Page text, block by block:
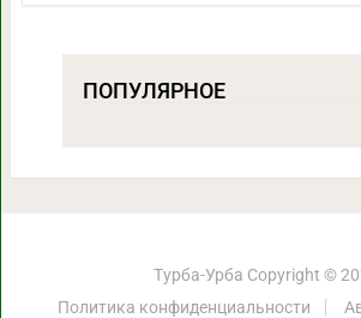
ПОПУЛЯРНОЕ
Турба-Урба Copyright ©
Политика конфиденциальности